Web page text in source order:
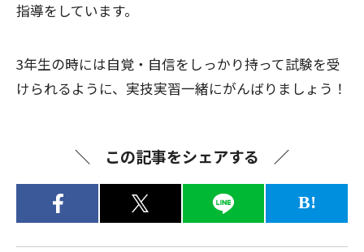
指導をしています。
3年生の時には自覚・自信をしっかり持って試験を受
けられるように、実技実習一緒にがんばりましょう！
この記事をシェアする
B!